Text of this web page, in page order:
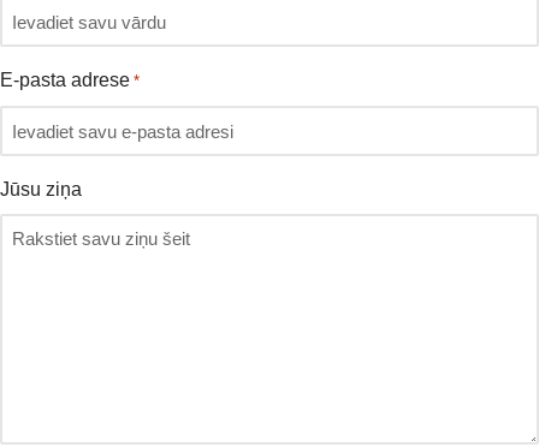
E-pasta adrese *
Jūsu ziņa